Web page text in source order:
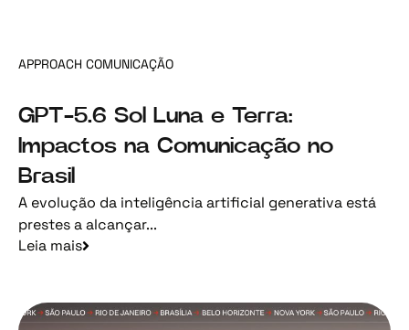
APPROACH COMUNICAÇÃO
GPT-5.6 Sol Luna e Terra:
Impactos na Comunicação no
Brasil
A evolução da inteligência artificial generativa está
prestes a alcançar...
Leia mais